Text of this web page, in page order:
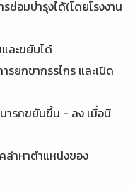
ซ่อมบำรุงได้(โดยโรงงาน
ละขยับได้
รยกขากรรไกร และเปิด
ารถขยับขึ้น - ลง เมื่อมี
ลำหาตำแหน่งของ